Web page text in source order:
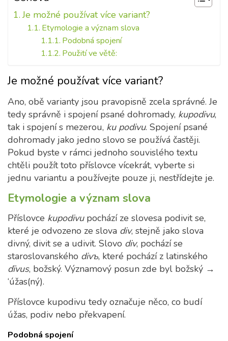
Je možné používat více variant?
Etymologie a význam slova
Podobná spojení
Použití ve větě:
Je možné používat více variant?
Ano, obě varianty jsou pravopisně zcela správné. Je
tedy správně i spojení psané dohromady, kupodivu,
tak i spojení s mezerou, ku podivu. Spojení psané
dohromady jako jedno slovo se používá častěji.
Pokud byste v rámci jednoho souvislého textu
chtěli použít toto příslovce vícekrát, vyberte si
jednu variantu a používejte pouze ji, nestřídejte je.
Etymologie a význam slova
Příslovce kupodivupochází ze slovesa podivit se,
které je odvozeno ze slova div, stejně jako slova
divný, divit se a udivit. Slovo div, pochází se
staroslovanského divъ, které pochází z latinského
dīvus, božský. Významový posun zde byl božský →
‘úžas(ný).
Příslovce kupodivu tedy označuje něco, co budí
úžas, podiv nebo překvapení.
Podobná spojení